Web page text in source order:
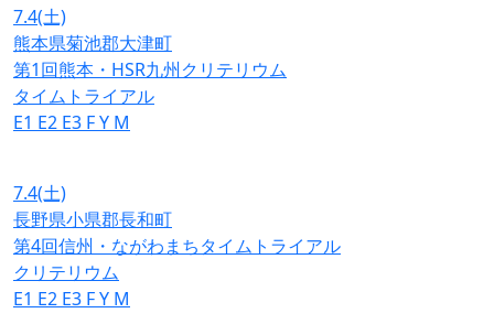
7.4(土)
熊本県菊池郡大津町
第1回熊本・HSR九州クリテリウム
タイムトライアル
E1 E2 E3 FY M
7.4(土)
長野県小県郡長和町
第4回信州・ながわまちタイムトライアル
クリテリウム
E1 E2 E3 FY M